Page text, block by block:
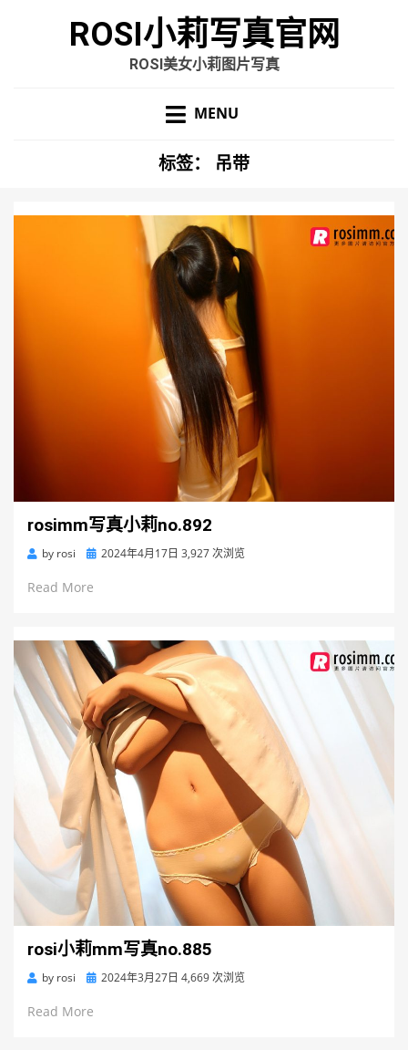
ROSI小莉写真官网
ROSI美女小莉图片写真
MENU
标签： 吊带
rosimm写真小莉no.892
by rosi
Posted2024年4月17日 3,927 次浏览
Read More
rosi小莉mm写真no.885
by rosi
Posted2024年3月27日 4,669 次浏览
Read More